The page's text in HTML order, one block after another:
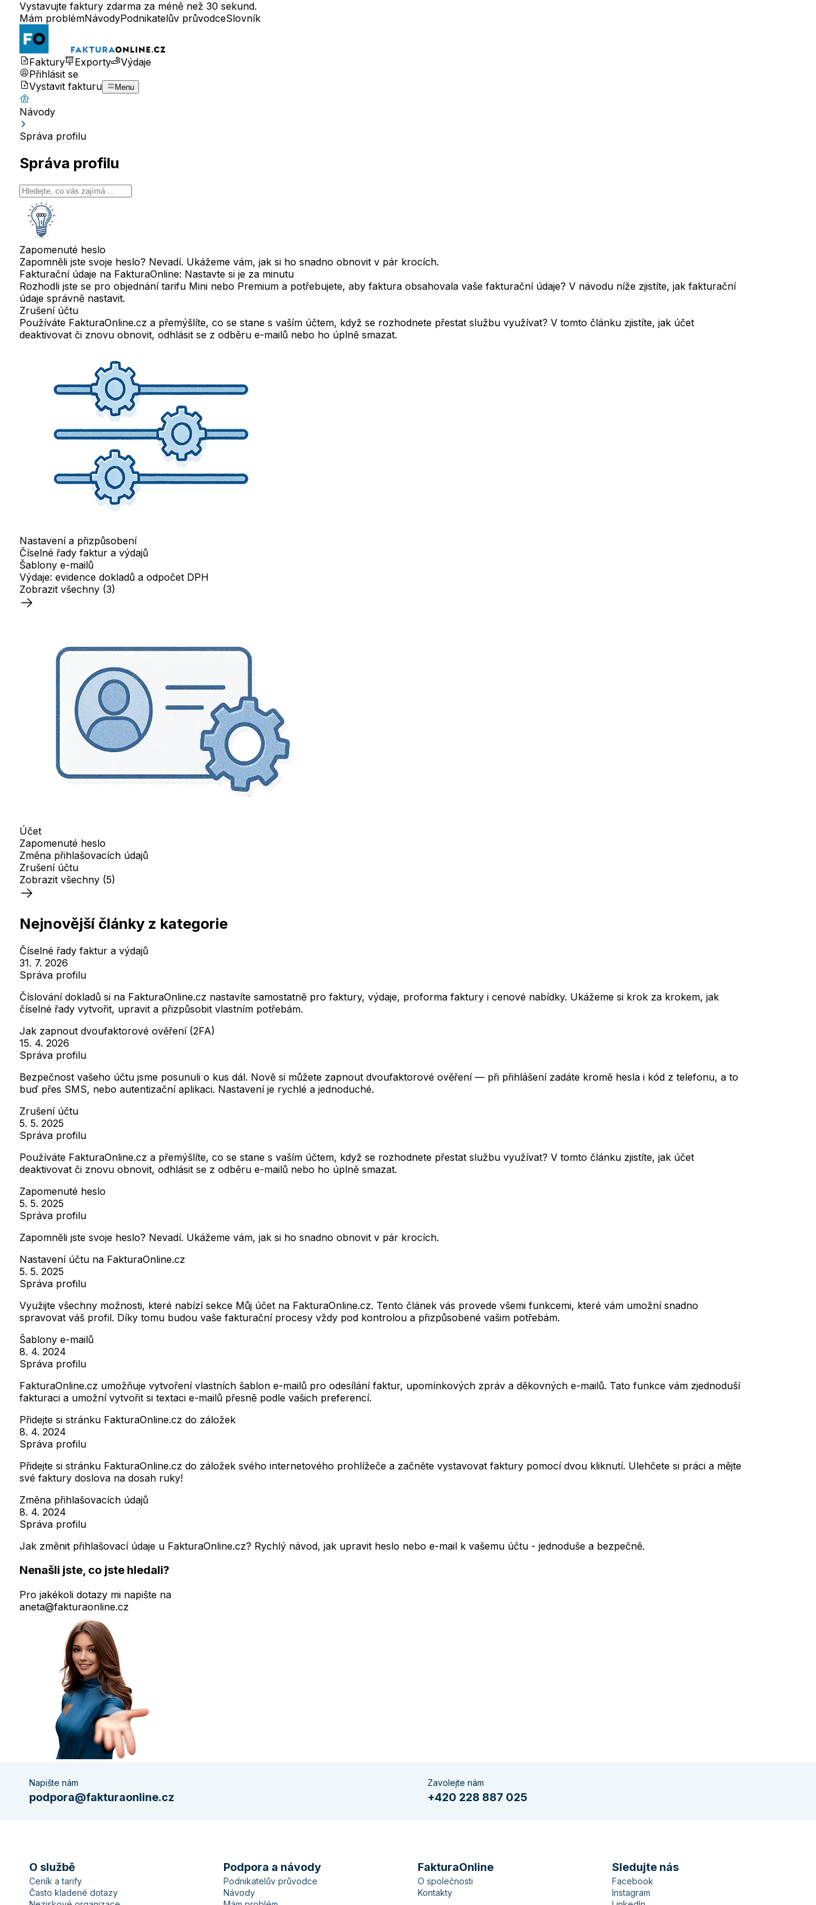
Vystavujte faktury zdarma za méně než 30 sekund.
Mám problémNávodyPodnikatelův průvodceSlovník
Faktury Exporty
Výdaje
Přihlásit se
Vystavit fakturu
Menu
Návody
Správa profilu
Správa profilu
Zapomenuté heslo
Zapomněli jste svoje heslo? Nevadí. Ukážeme vám, jak si ho snadno obnovit v pár krocích.
Fakturační údaje na FakturaOnline: Nastavte si je za minutu
Rozhodli jste se pro objednání tarifu Mini nebo Premium a potřebujete, aby faktura obsahovala vaše fakturační údaje? V návodu níže zjistíte, jak fakturační
údaje správně nastavit.
Zrušení účtu
Používáte FakturaOnline.cz a přemýšlíte, co se stane s vaším účtem, když se rozhodnete přestat službu využívat? V tomto článku zjistíte, jak účet
deaktivovat či znovu obnovit, odhlásit se z odběru e-mailů nebo ho úplně smazat.
Nastavení a přizpůsobení
Číselné řady faktur a výdajů
Šablony e-mailů
Výdaje: evidence dokladů a odpočet DPH
Zobrazit všechny (3)
Účet
Zapomenuté heslo
Změna přihlašovacích údajů
Zrušení účtu
Zobrazit všechny (5)
Nejnovější články z kategorie
Číselné řady faktur a výdajů
31. 7. 2026
Správa profilu
Číslování dokladů si na FakturaOnline.cz nastavíte samostatně pro faktury, výdaje, proforma faktury i cenové nabídky. Ukážeme si krok za krokem, jak
číselné řady vytvořit, upravit a přizpůsobit vlastním potřebám.
Jak zapnout dvoufaktorové ověření (2FA)
15. 4. 2026
Správa profilu
Bezpečnost vašeho účtu jsme posunuli o kus dál. Nově si můžete zapnout dvoufaktorové ověření — při přihlášení zadáte kromě hesla i kód z telefonu, a to
buď přes SMS, nebo autentizační aplikaci. Nastavení je rychlé a jednoduché.
Zrušení účtu
5. 5. 2025
Správa profilu
Používáte FakturaOnline.cz a přemýšlíte, co se stane s vaším účtem, když se rozhodnete přestat službu využívat? V tomto článku zjistíte, jak účet
deaktivovat či znovu obnovit, odhlásit se z odběru e-mailů nebo ho úplně smazat.
Zapomenuté heslo
5. 5. 2025
Správa profilu
Zapomněli jste svoje heslo? Nevadí. Ukážeme vám, jak si ho snadno obnovit v pár krocích.
Nastavení účtu na FakturaOnline.cz
5. 5. 2025
Správa profilu
Využijte všechny možnosti, které nabízí sekce Můj účet na FakturaOnline.cz. Tento článek vás provede všemi funkcemi, které vám umožní snadno
spravovat váš profil. Díky tomu budou vaše fakturační procesy vždy pod kontrolou a přizpůsobené vašim potřebám.
Šablony e-mailů
8. 4. 2024
Správa profilu
FakturaOnline.cz umožňuje vytvoření vlastních šablon e-mailů pro odesílání faktur, upomínkových zpráv a děkovných e-mailů. Tato funkce vám zjednoduší
fakturaci a umožní vytvořit si textaci e-mailů přesně podle vašich preferencí.
Přidejte si stránku FakturaOnline.cz do záložek
8. 4. 2024
Správa profilu
Přidejte si stránku FakturaOnline.cz do záložek svého internetového prohlížeče a začněte vystavovat faktury pomocí dvou kliknutí. Ulehčete si práci a mějte
své faktury doslova na dosah ruky!
Změna přihlašovacích údajů
8. 4. 2024
Správa profilu
Jak změnit přihlašovací údaje u FakturaOnline.cz? Rychlý návod, jak upravit heslo nebo e-mail k vašemu účtu - jednoduše a bezpečně.
Nenašli jste, co jste hledali?
Pro jakékoli dotazy mi napište na
aneta@fakturaonline.cz
Napište nám
podpora@fakturaonline.cz
Zavolejte nám
+420 228 887 025
O službě
Ceník a tarify
Často kladené dotazy
Podpora a návody
Podnikatelův průvodce
Návody
FakturaOnline
O společnosti
Kontakty
Sledujte nás
Facebook
Instagram